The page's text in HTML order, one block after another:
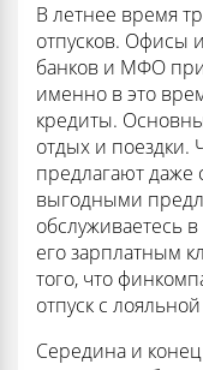
В летнее время
отпусков. Офисы
банков и МФО
именно в это
кредиты.
отдых и поездки.
предлагают
выгодными
обслуживаетесь
его зарплатным
того, что
отпуск с
Середина и